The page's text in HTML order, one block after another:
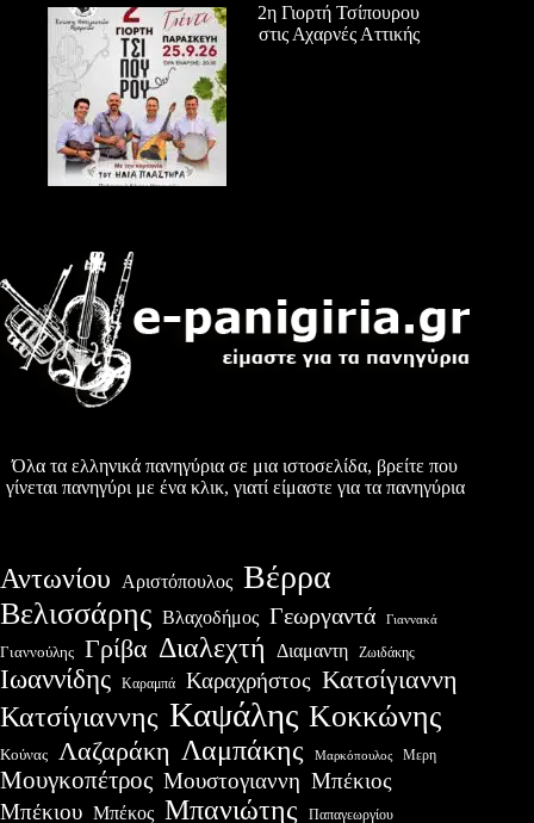
2η Γιορτή Τσίπουρου
στις Αχαρνές Αττικής
Όλα τα ελληνικά πανηγύρια σε μια ιστοσελίδα, βρείτε που
γίνεται πανηγύρι με ένα κλικ, γιατί είμαστε για τα πανηγύρια
Αντωνίου Αριστόπουλος Βέρρα
Βελισσάρης Βλαχοδήμος Γεωργαντά Γιαννακά
Γιαννούλης Γρίβα Διαλεχτή Διαμαντη Ζωιδάκης
Ιωαννίδης Καραμπά Καραχρήστος Κατσίγιαννη
Κατσίγιαννης Καψάλης Κοκκώνης
Κούνας Λαζαράκη Λαμπάκης Μαρκόπουλος Μερη
Μουγκοπέτρος Μουστογιαννη Μπέκιος
Μπέκιου Μπέκος Μπανιώτης Παπαγεωργίου